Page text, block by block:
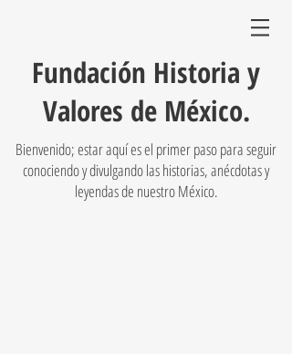
Fundación Historia y
Valores de México.
Bienvenido; estar aquí es el primer paso para seguir
conociendo y divulgando las historias, anécdotas y
leyendas de nuestro México.